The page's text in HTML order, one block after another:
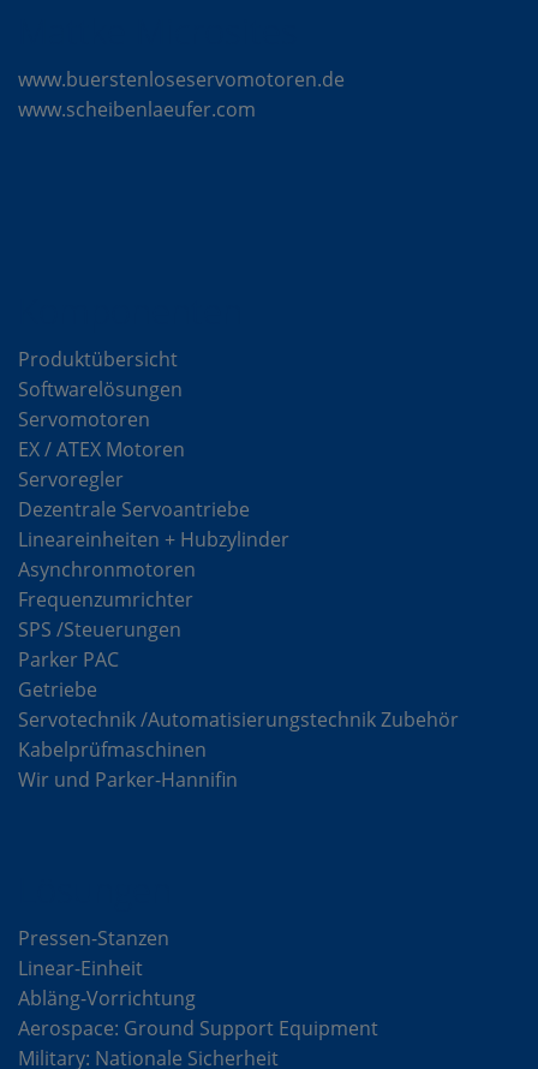
www.buerstenloseservomotoren.de
www.scheibenlaeufer.com
Produktübersicht
Softwarelösungen
Servomotoren
EX / ATEX Motoren
Servoregler
Dezentrale Servoantriebe
Lineareinheiten + Hubzylinder
Asynchronmotoren
Frequenzumrichter
SPS /Steuerungen
Parker PAC
Getriebe
Servotechnik /Automatisierungstechnik Zubehör
Kabelprüfmaschinen
Wir und Parker-Hannifin
Pressen-Stanzen
Linear-Einheit
Abläng-Vorrichtung
Aerospace: Ground Support Equipment
Military: Nationale Sicherheit